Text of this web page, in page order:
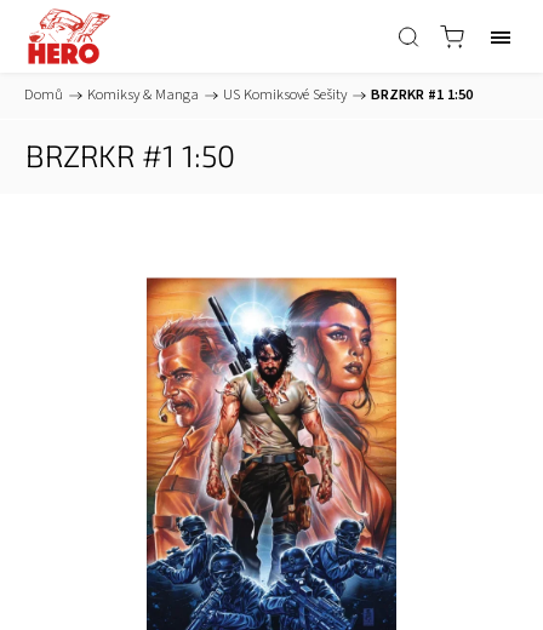
Domů / Komiksy & Manga / US Komiksové Sešity / BRZRKR #1 1:50
BRZRKR #1 1:50